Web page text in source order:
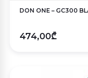
DON ONE – GC300
474,00₾